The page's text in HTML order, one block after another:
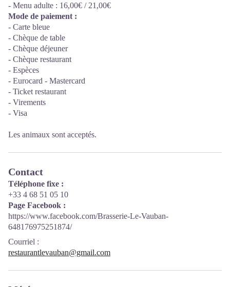
- Menu adulte : 16,00€ / 21,00€
Mode de paiement :
- Carte bleue
- Chèque de table
- Chèque déjeuner
- Chèque restaurant
- Espèces
- Eurocard - Mastercard
- Ticket restaurant
- Virements
- Visa
Les animaux sont acceptés.
Contact
Téléphone fixe :
+33 4 68 51 05 10
Page Facebook :
https://www.facebook.com/Brasserie-Le-Vauban-
648176975251874/
Courriel :
restaurantlevauban@gmail.com